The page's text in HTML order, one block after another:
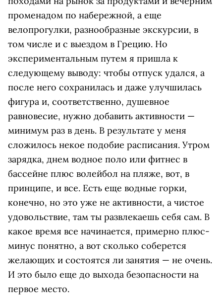
променадом по набережной, а еще
велопрогулки, разнообразные экскурсии, в
том числе и с выездом в Грецию. Но
экспериментальным путем я пришла к
следующему выводу: чтобы отпуск удался, а
после него сохранилась и даже улучшилась
фигура и, соответственно, душевное
равновесие, нужно добавить активности —
минимум раз в день. В результате у меня
сложилось некое подобие расписания. Утром
зарядка, днем водное поло или фитнес в
бассейне плюс волейбол на пляже, вот, в
принципе, и все. Есть еще водные горки,
конечно, но это уже не активности, а чистое
удовольствие, там ты развлекаешь себя сам. В
какое время все начинается, примерно плюс-
минус понятно, а вот сколько соберется
желающих и состоятся ли занятия — не очень.
И это было еще до выхода безопасности на
первое место.